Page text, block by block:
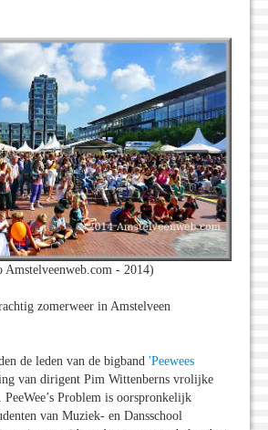
Amstelveenweb.com - 2014)
zomerweer in Amstelveen
de leden van de bigband 'Peewees
van dirigent Pim Wittenberns vrolijke
Problem is oorspronkelijk
van Muziek- en Dansschool